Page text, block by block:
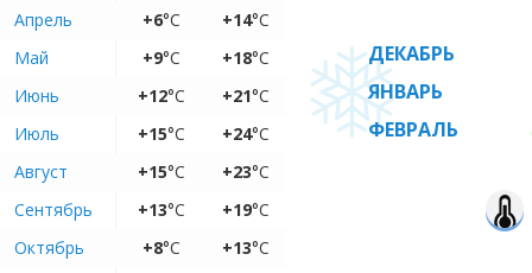
Апрель
+6°C +14°C
Май
+9°C +18°C
Июнь
+12°C +21°C
Июль
+15°C +24°C
Август
+15°C +23°C
Сентябрь
+13°C +19°C
Октябрь
+8°C +13°C
ДЕКАБРЬ
ЯНВАРЬ
ФЕВРАЛЬ